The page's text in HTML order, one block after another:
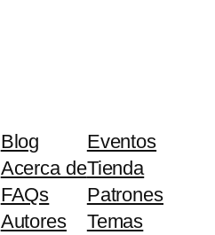
Blog
Acerca de
FAQs
Autores
Eventos
Tienda
Patrones
Temas